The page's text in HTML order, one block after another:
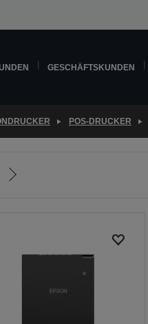
GESCHÄFTSKUNDEN
POS-DRUCKER
Zur